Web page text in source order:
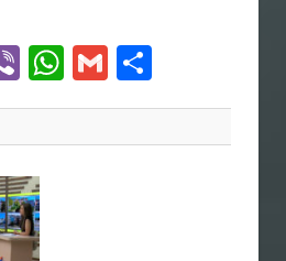
ViberWhatsApp
Gmail